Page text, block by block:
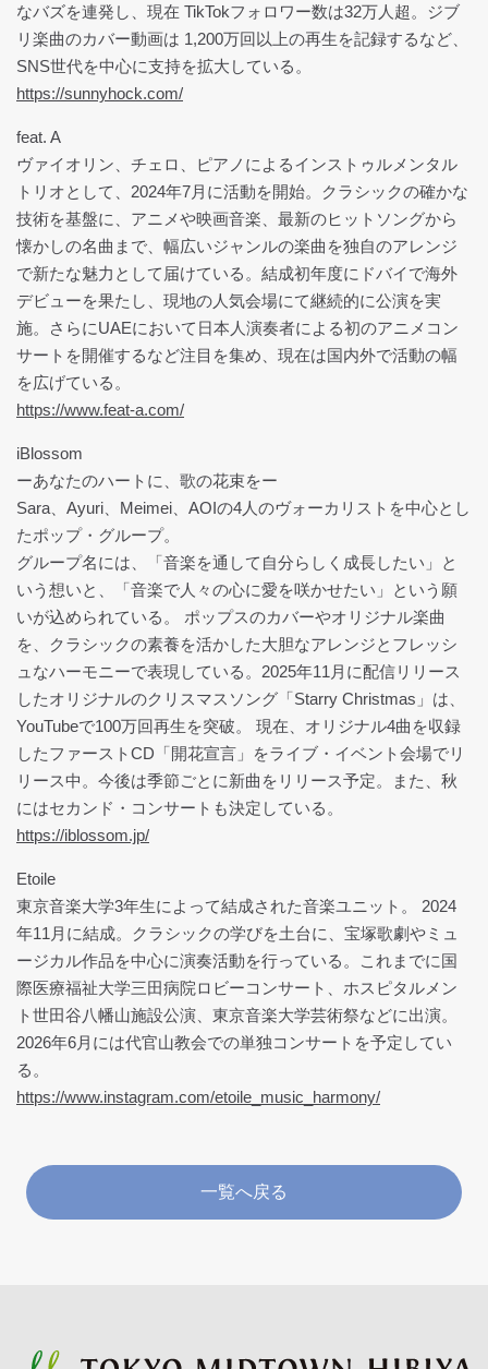
なバズを連発し、現在 TikTokフォロワー数は32万人超。ジブ
リ楽曲のカバー動画は 1,200万回以上の再生を記録するなど、
SNS世代を中心に支持を拡大している。
https://sunnyhock.com/
feat. A
ヴァイオリン、チェロ、ピアノによるインストゥルメンタル
トリオとして、2024年7月に活動を開始。クラシックの確かな
技術を基盤に、アニメや映画音楽、最新のヒットソングから
懐かしの名曲まで、幅広いジャンルの楽曲を独自のアレンジ
で新たな魅力として届けている。結成初年度にドバイで海外
デビューを果たし、現地の人気会場にて継続的に公演を実
施。さらにUAEにおいて日本人演奏者による初のアニメコン
サートを開催するなど注目を集め、現在は国内外で活動の幅
を広げている。
https://www.feat-a.com/
iBlossom
ーあなたのハートに、歌の花束をー
Sara、Ayuri、Meimei、AOIの4人のヴォーカリストを中心とし
たポップ・グループ。
グループ名には、「音楽を通して自分らしく成長したい」と
いう想いと、「音楽で人々の心に愛を咲かせたい」という願
いが込められている。 ポップスのカバーやオリジナル楽曲
を、クラシックの素養を活かした大胆なアレンジとフレッシ
ュなハーモニーで表現している。2025年11月に配信リリース
したオリジナルのクリスマスソング「Starry Christmas」は、
YouTubeで100万回再生を突破。 現在、オリジナル4曲を収録
したファーストCD「開花宣言」をライブ・イベント会場でリ
リース中。今後は季節ごとに新曲をリリース予定。また、秋
にはセカンド・コンサートも決定している。
https://iblossom.jp/
Etoile
東京音楽大学3年生によって結成された音楽ユニット。 2024
年11月に結成。クラシックの学びを土台に、宝塚歌劇やミュ
ージカル作品を中心に演奏活動を行っている。これまでに国
際医療福祉大学三田病院ロビーコンサート、ホスピタルメン
ト世田谷八幡山施設公演、東京音楽大学芸術祭などに出演。
2026年6月には代官山教会での単独コンサートを予定してい
る。
https://www.instagram.com/etoile_music_harmony/
一覧へ戻る